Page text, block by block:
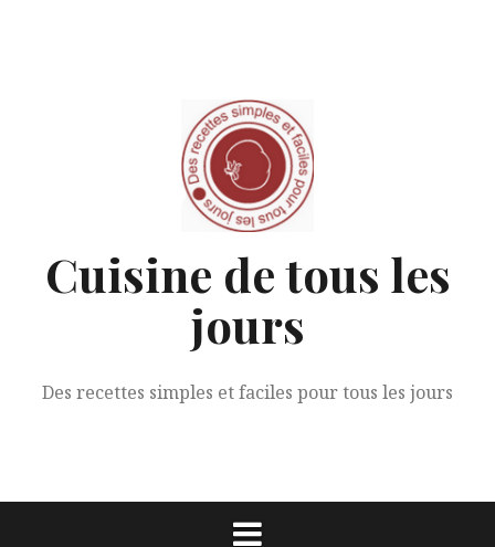
Cuisine de tous les
jours
Des recettes simples et faciles pour tous les jours